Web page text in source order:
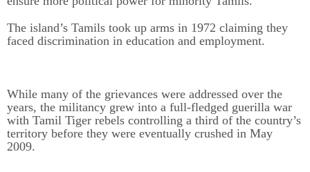
The island’s Tamils took up arms in 1972 claiming they
faced discrimination in education and employment.
While many of the grievances were addressed over the
years, the militancy grew into a full-fledged guerilla war
with Tamil Tiger rebels controlling a third of the country’s
territory before they were eventually crushed in May
2009.